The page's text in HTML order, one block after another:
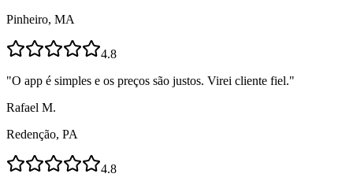
Pinheiro, MA
4.8
"O app é simples e os preços são justos. Virei cliente fiel."
Rafael M.
Redenção, PA
4.8